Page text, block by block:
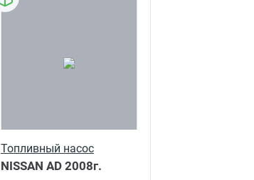
Топливный насос
NISSAN AD 2008г.